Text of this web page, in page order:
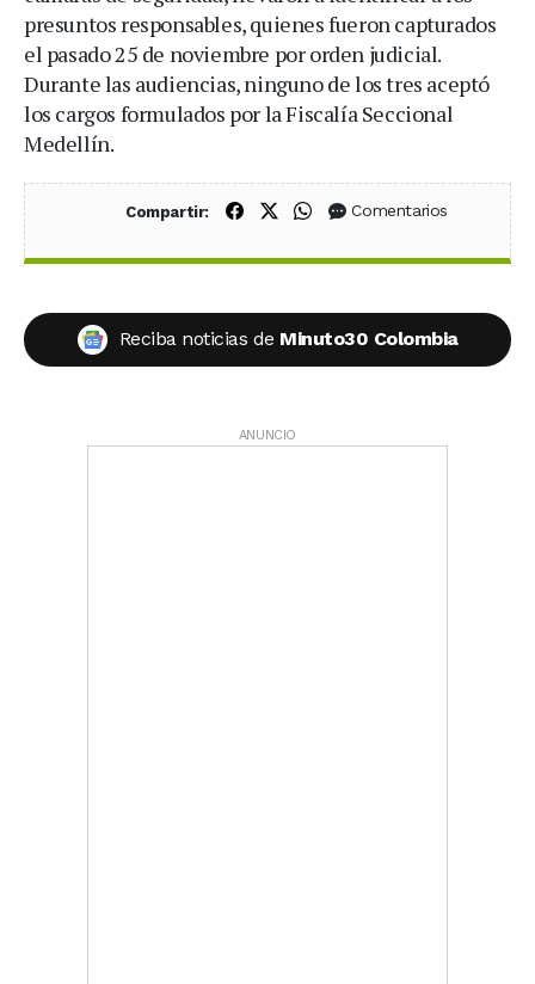
presuntos responsables, quienes fueron capturados
el pasado 25 de noviembre por orden judicial.
Durante las audiencias, ninguno de los tres aceptó
los cargos formulados por la Fiscalía Seccional
Medellín.
Compartir: Compartir en Facebook
Compartir en X (Twitter)
Compartir en WhatsApp
Comentarios
Reciba noticias de Minuto30 Colombia
ANUNCIO